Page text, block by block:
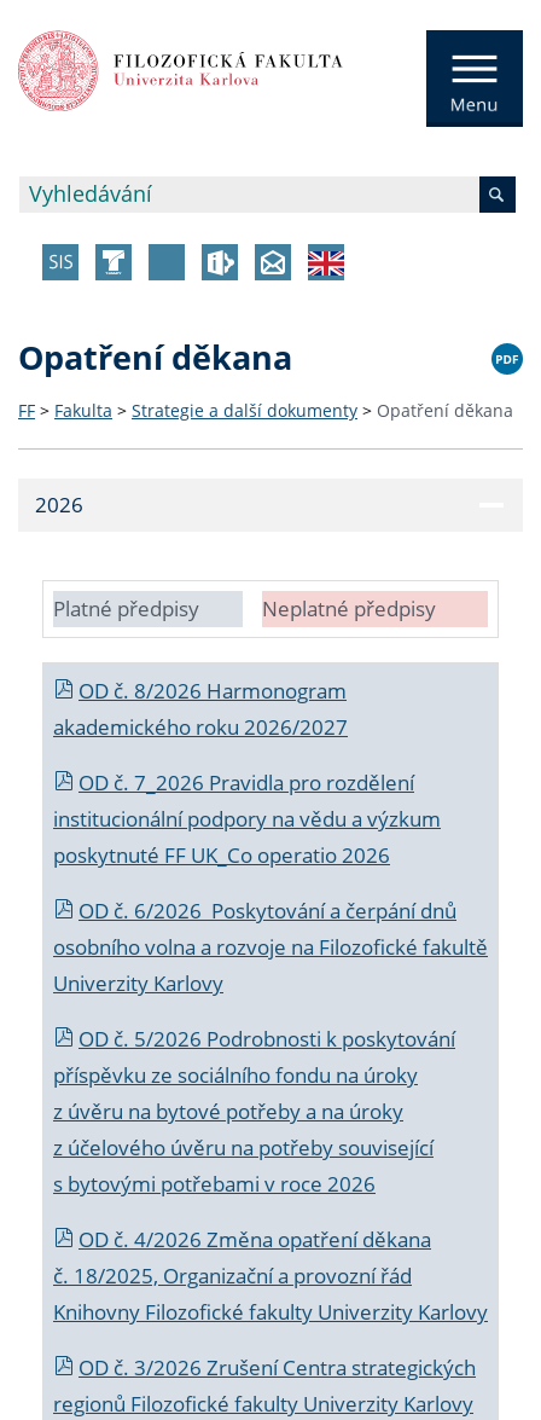
Opatření děkana
FF > Fakulta > Strategie a další dokumenty > Opatření děkana
2026
Platné předpisy Neplatné předpisy
OD č. 8/2026 Harmonogram
akademického roku 2026/2027
OD č. 7_2026 Pravidla pro rozdělení
institucionální podpory na vědu a výzkum
poskytnuté FF UK_Co operatio 2026
OD č. 6/2026 Poskytování a čerpání dnů
osobního volna a rozvoje na Filozofické fakultě
Univerzity Karlovy
OD č. 5/2026 Podrobnosti k poskytování
příspěvku ze sociálního fondu na úroky
z úvěru na bytové potřeby a na úroky
z účelového úvěru na potřeby související
s bytovými potřebami v roce 2026
OD č. 4/2026 Změna opatření děkana
č. 18/2025, Organizační a provozní řád
Knihovny Filozofické fakulty Univerzity Karlovy
OD č. 3/2026 Zrušení Centra strategických
regionů Filozofické fakulty Univerzity Karlovy